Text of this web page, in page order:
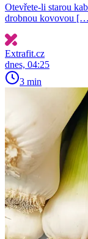
Otevřete-li starou
drobnou kovovou
Extrafit.cz
dnes, 04:25
3 min